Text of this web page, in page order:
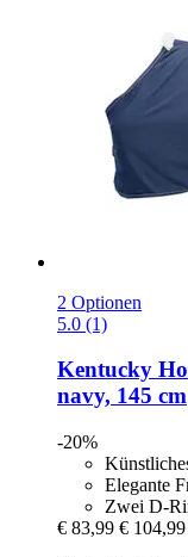
2 Optionen
5.0 (1)
Kentucky
navy, 145 cm
-20%
Elegante
Zwei D-
€ 83,99 € 104,99